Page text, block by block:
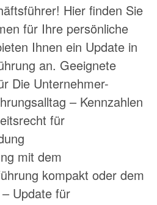
Hier finden Sie
für Ihre persönliche
Ihnen ein Update in
an. Geeignete
Die Unternehmer-
– Kennzahlen
für
mit dem
kompakt oder dem
Update für